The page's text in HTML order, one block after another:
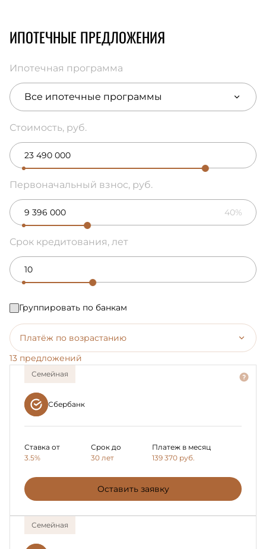
ИПОТЕЧНЫЕ ПРЕДЛОЖЕНИЯ
Ипотечная программа
Все ипотечные программы
Стоимость, руб.
Первоначальный взнос, руб.
40%
Срок кредитования, лет
Группировать по банкам
Платёж по возрастанию
13 предложений
Семейная
Сбербанк
Ставка от
3.5%
Срок до
30 лет
Платеж в месяц
139 370 руб.
Оставить заявку
Семейная